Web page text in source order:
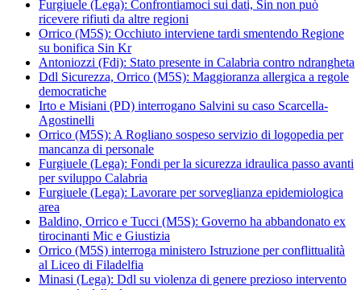
Furgiuele (Lega): Confrontiamoci sui dati, Sin non può
ricevere rifiuti da altre regioni
Orrico (M5S): Occhiuto interviene tardi smentendo Regione
su bonifica Sin Kr
Antoniozzi (Fdi): Stato presente in Calabria contro ndrangheta
Ddl Sicurezza, Orrico (M5S): Maggioranza allergica a regole
democratiche
Irto e Misiani (PD) interrogano Salvini su caso Scarcella-
Agostinelli
Orrico (M5S): A Rogliano sospeso servizio di logopedia per
mancanza di personale
Furgiuele (Lega): Fondi per la sicurezza idraulica passo avanti
per sviluppo Calabria
Furgiuele (Lega): Lavorare per sorveglianza epidemiologica
area
Baldino, Orrico e Tucci (M5S): Governo ha abbandonato ex
tirocinanti Mic e Giustizia
Orrico (M5S) interroga ministero Istruzione per conflittualità
al Liceo di Filadelfia
Minasi (Lega): Ddl su violenza di genere prezioso intervento